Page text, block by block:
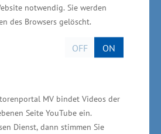
notwendig. Sie werden
des Browsers gelöscht.
OFF ON
MV bindet Videos der
Seite YouTube ein.
Dienst, dann stimmen Sie
auch damit einher, dass
ihren Mitarbeiterinnen und
Gleichzeitig müssen
Personal bei den